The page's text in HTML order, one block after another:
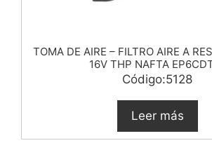
TOMA DE AIRE – FILTRO AIRE A
16V THP NAFTA
Código:5128
Leer más